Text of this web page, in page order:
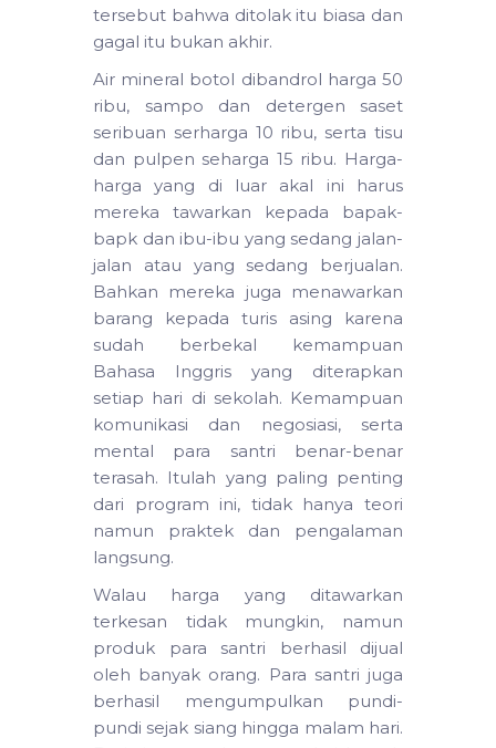
tersebut bahwa ditolak itu biasa dan
gagal itu bukan akhir.
Air mineral botol dibandrol harga 50
ribu, sampo dan detergen saset
seribuan serharga 10 ribu, serta tisu
dan pulpen seharga 15 ribu. Harga-
harga yang di luar akal ini harus
mereka tawarkan kepada bapak-
bapk dan ibu-ibu yang sedang jalan-
jalan atau yang sedang berjualan.
Bahkan mereka juga menawarkan
barang kepada turis asing karena
sudah berbekal kemampuan
Bahasa Inggris yang diterapkan
setiap hari di sekolah. Kemampuan
komunikasi dan negosiasi, serta
mental para santri benar-benar
terasah. Itulah yang paling penting
dari program ini, tidak hanya teori
namun praktek dan pengalaman
langsung.
Walau harga yang ditawarkan
terkesan tidak mungkin, namun
produk para santri berhasil dijual
oleh banyak orang. Para santri juga
berhasil mengumpulkan pundi-
pundi sejak siang hingga malam hari.